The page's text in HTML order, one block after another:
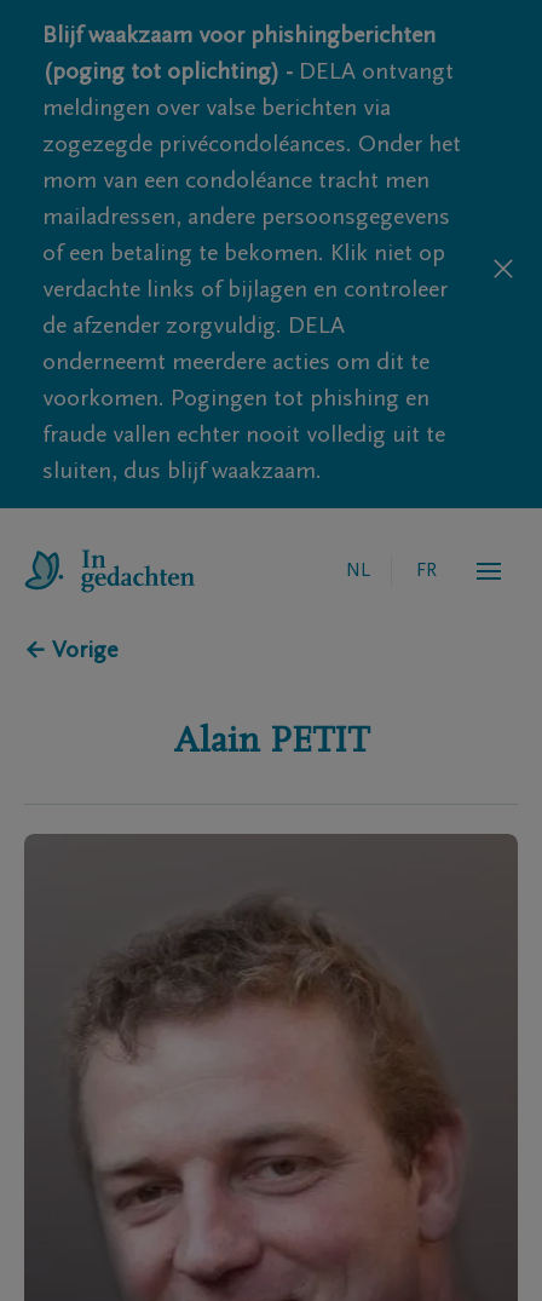
Blijf waakzaam voor phishingberichten
(poging tot oplichting) - DELA ontvangt
meldingen over valse berichten via
zogezegde privécondoléances. Onder het
mom van een condoléance tracht men
mailadressen, andere persoonsgegevens
of een betaling te bekomen. Klik niet op
verdachte links of bijlagen en controleer
de afzender zorgvuldig. DELA
onderneemt meerdere acties om dit te
voorkomen. Pogingen tot phishing en
fraude vallen echter nooit volledig uit te
sluiten, dus blijf waakzaam.
NL FR
← Vorige
Alain PETIT